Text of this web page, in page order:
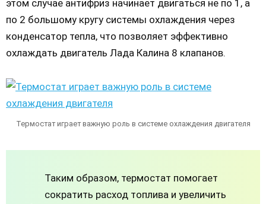
этом случае антифриз начинает двигаться не по 1, а
по 2 большому кругу системы охлаждения через
конденсатор тепла, что позволяет эффективно
охлаждать двигатель Лада Калина 8 клапанов.
Термостат играет важную роль в системе охлаждения двигателя
Таким образом, термостат помогает
сократить расход топлива и увеличить